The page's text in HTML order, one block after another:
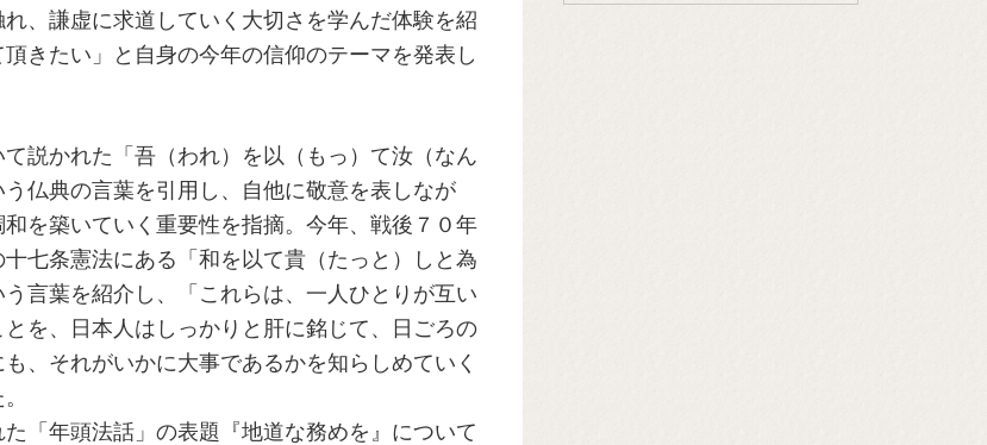
、謙虚に求道していく大切さを学んだ体験を紹
きたい」と自身の今年の信仰のテーマを発表し
説かれた「吾（われ）を以（もっ）て汝（なん
仏典の言葉を引用し、自他に敬意を表しなが
を築いていく重要性を指摘。今年、戦後７０年
七条憲法にある「和を以て貴（たっと）しと為
言葉を紹介し、「これらは、一人ひとりが互い
を、日本人はしっかりと肝に銘じて、日ごろの
、それがいかに大事であるかを知らしめていく
「年頭法話」の表題『地道な務めを』について